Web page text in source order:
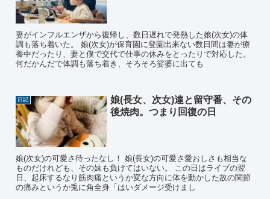
妻がインフルエンザから復帰し、数日遅れで発熱した娘(次女)の体
調も落ち着いた。 娘(次女)が保育園に登園出来ない数日間は妻が療
養中だったり、妻と僕で交代で仕事の休みをとったりで対応した。
何だかんだで体調も落ち着き、そろそろ娑婆に出ても
日記
娘(長女、次女)達と留守番、その
後焼肉。つまり回復の日
娘(次女)の可愛さ待ったなし！ 娘(長女)の可愛さ愛おしさも相当な
ものだけれども、その妹も負けてはいない。 この日はライブの翌
日、起床するなり筋肉痛というか変な方向に体を動かした故の関節
の痛みというか兎に角全身「はいダメージ受けまし